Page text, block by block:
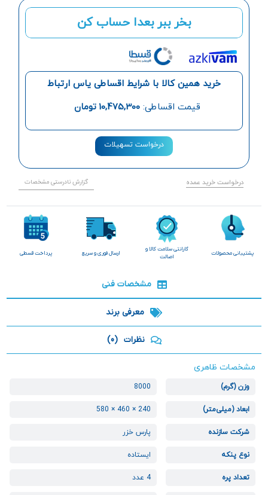
بخر ببر بعدا حساب کن
خرید همین کالا با شرایط اقساطی یاس ارتباط
قیمت اقساطی:10,475,300 تومان
درخواست تسهیلات
درخواست خرید عمده گزارش نادرستی مشخصات
پشتیبانی محصولات
گارانتی سلامت کالا و
اصالت
ارسال فوری و سریع پرداخت قسطی
مشخصات فنی
معرفی برند
نظرات (0)
مشخصات ظاهری
وزن (گرم) 8000
ابعاد (میلی‌متر) 240 × 460 × 580
شرکت سازنده پارس خزر
نوع پنکه ایستاده
تعداد پره 4 عدد